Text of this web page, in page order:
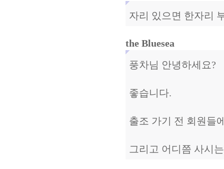
자리 있으면 한자리
the Bluesea
풍차님 안녕하세요?
좋습니다.
출조 가기 전 회원들
그리고 어디쯤 사시